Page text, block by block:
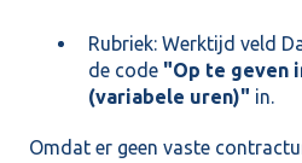
Rubriek: Werktijd veld
de code "Op te geven
(variabele uren)" in.
Omdat er geen vaste